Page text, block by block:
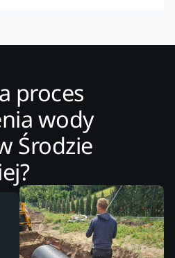
proces
wody
Środzie